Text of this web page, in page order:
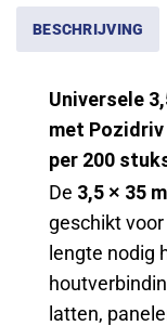
BESCHRIJVING
Universele
met
per 200
De 3,5 × 35
geschikt
lengte nodig
latten,